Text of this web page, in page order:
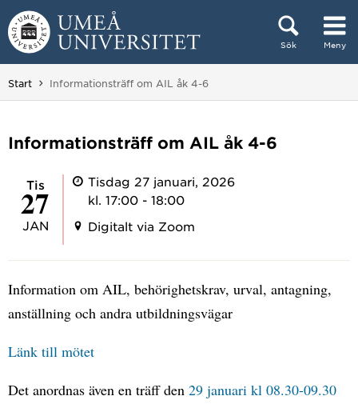
Hoppa direkt till innehållet
Sök Meny
Huvudmenyn dold.
Start Du är här:
Informationsträff om AIL åk 4-6
Informationsträff om AIL åk 4-6
tis
27
JAN
Tisdag 27 januari, 2026
kl. 17:00 - 18:00
Digitalt via Zoom
Information om AIL, behörighetskrav, urval, antagning,
anställning och andra utbildningsvägar
Länk till mötet
Det anordnas även en träff den 29 januari kl 08.30-09.30